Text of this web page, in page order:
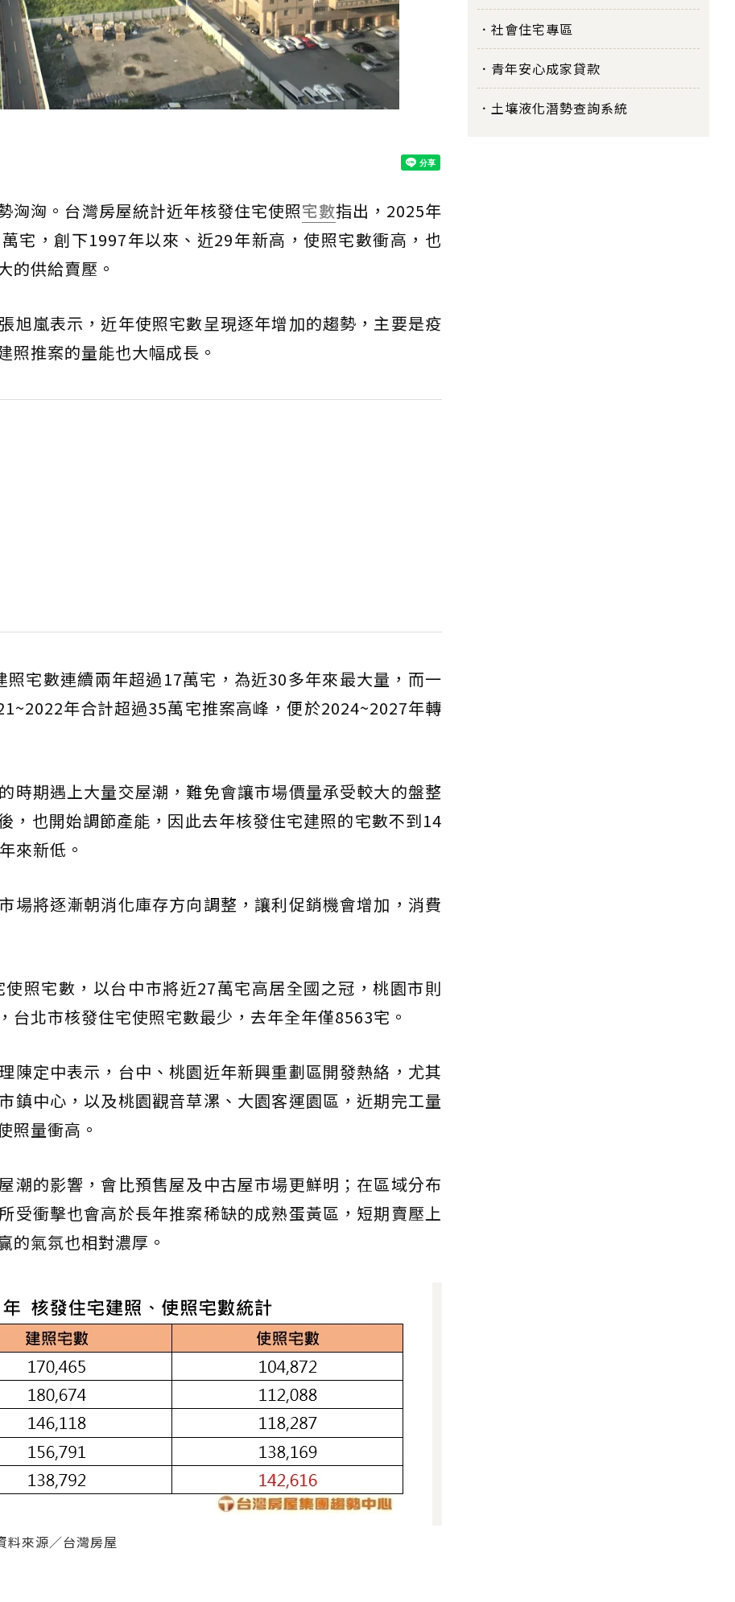
洶洶。台灣房屋統計近年核發住宅使照宅數指出，2025年
宅，創下1997年以來、近29年新高，使照宅數衝高，也
的供給賣壓。
旭嵐表示，近年使照宅數呈現逐年增加的趨勢，主要是疫
照推案的量能也大幅成長。
宅數連續兩年超過17萬宅，為近30多年來最大量，而一
年合計超過35萬宅推案高峰，便於2024~2027年轉
時期遇上大量交屋潮，難免會讓市場價量承受較大的盤整
，也開始調節產能，因此去年核發住宅建照的宅數不到14
來新低。
場將逐漸朝消化庫存方向調整，讓利促銷機會增加，消費
照宅數，以台中市將近27萬宅高居全國之冠，桃園市則
台北市核發住宅使照宅數最少，去年全年僅8563宅。
陳定中表示，台中、桃園近年新興重劃區開發熱絡，尤其
鎮中心，以及桃園觀音草漯、大園客運園區，近期完工量
照量衝高。
潮的影響，會比預售屋及中古屋市場更鮮明；在區域分布
受衝擊也會高於長年推案稀缺的成熟蛋黃區，短期賣壓上
的氣氛也相對濃厚。
料來源／台灣房屋
社會住宅專區
青年安心成家貸款
土壤液化潛勢查詢系統